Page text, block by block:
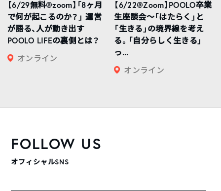
【6/29無料@zoom】「8ヶ月
で何が起こるのか？」 運営
が語る、人が動き出す
POOLO LIFEの裏側とは？
オンライン
【6/22@Zoom】POOLO卒業
生座談会〜「はたらく」と
「生きる」の境界線を考え
る。「自分らしく生きる」
っ...
オンライン
FOLLOW US
オフィシャルSNS